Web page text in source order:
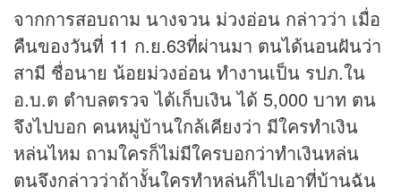
จากการสอบถาม นางจวน ม่วงอ่อน กล่าวว่า เมื่อ
คืนของวันที่ 11 ก.ย.63ที่ผ่านมา ตนได้นอนฝันว่า
สามี ชื่อนาย น้อยม่วงอ่อน ทำงานเป็น รปภ.ใน
อ.บ.ต ตำบลตรวจ ได้เก็บเงิน ได้ 5,000 บาท ตน
จึงไปบอก คนหมู่บ้านใกล้เคียงว่า มีใครทำเงิน
หล่นไหม ถามใครก็ไม่มีใครบอกว่าทำเงินหล่น
ตนจึงกล่าวว่าถ้างั้นใครทำหล่นก็ไปเอาที่บ้านฉัน